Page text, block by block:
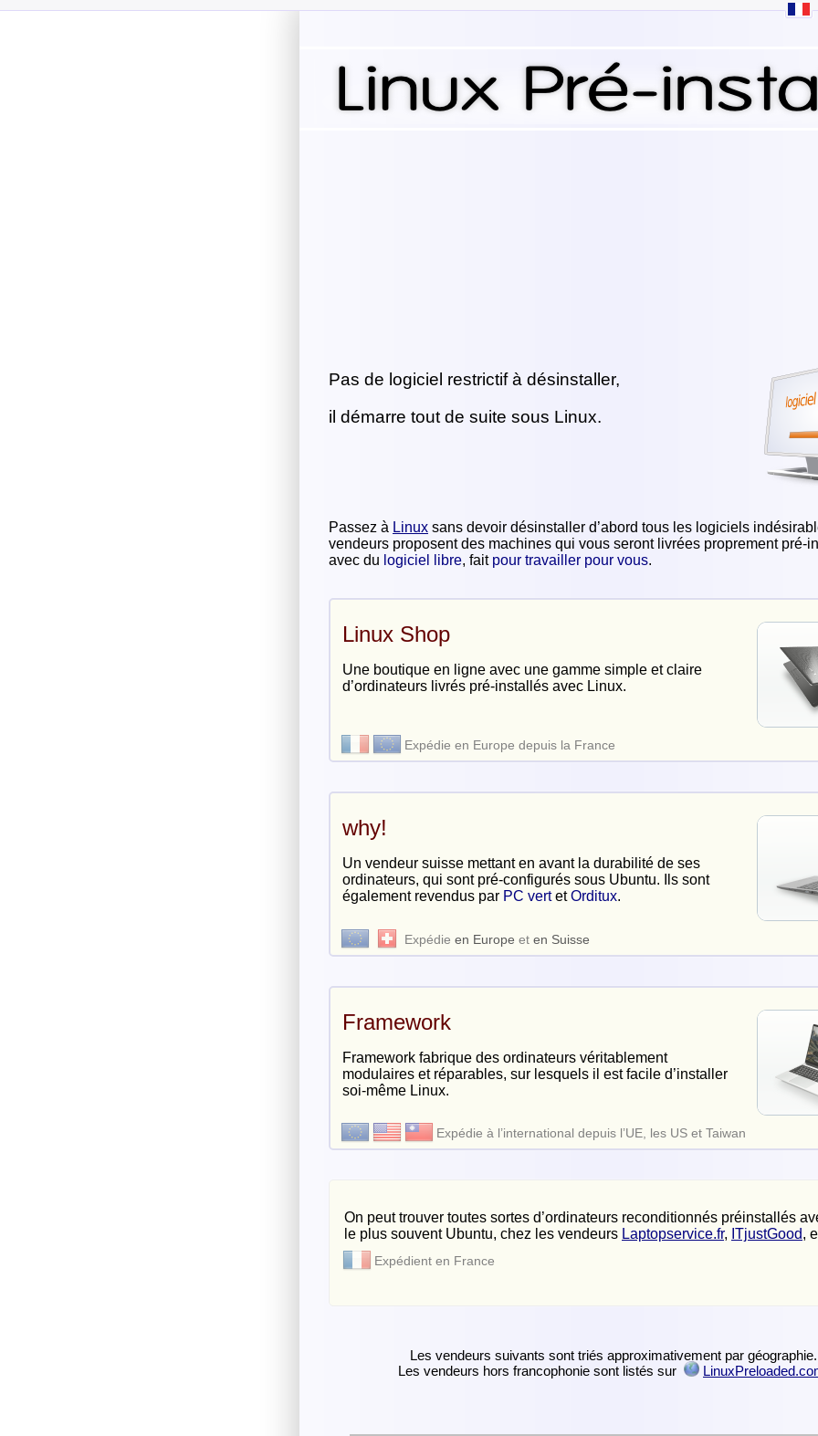
Pas de logiciel restrictif à désinstaller,
il démarre tout de suite sous Linux.
Passez à Linux sans devoir désinstaller d’abord tous les logiciels
vendeurs proposent des machines qui vous seront livrées proprement pré-
avec du logiciel libre, fait pour travailler pour vous.
Linux Shop
Une boutique en ligne avec une gamme simple et claire
d’ordinateurs livrés pré-installés avec Linux.
Expédie en Europe depuis la France
why!
Un vendeur suisse mettant en avant la durabilité de ses
ordinateurs, qui sont pré-configurés sous Ubuntu. Ils sont
également revendus par PC vertetOrditux.
Expédie en Europe et en Suisse
Framework
Framework fabrique des ordinateurs véritablement
modulaires et réparables, sur lesquels il est facile d’installer
soi-même Linux.
Expédie à l’international depuis l’UE, les US et Taiwan
On peut trouver toutes sortes d’ordinateurs reconditionnés préinstallés
le plus souvent Ubuntu, chez les vendeurs Laptopservice.fr, ITjustGood,
Expédient en France
Les vendeurs suivants sont triés approximativement par géographie.
Les vendeurs hors francophonie sont listés sur